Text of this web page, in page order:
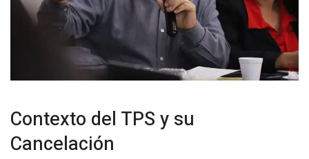
Contexto del TPS y su
Cancelación